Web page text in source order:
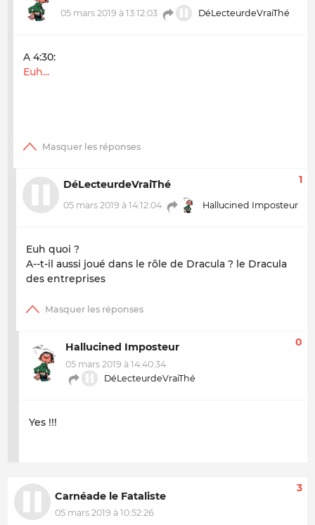
05 mars 2019 à 13:12:03 DéLecteurdeVraiThé
A 4:30:
Euh...
DéLecteurdeVraiThé
05 mars 2019 à 14:12:04 Hallucined Imposteur
1
Euh quoi ?
A--t-il aussi joué dans le rôle de Dracula ? le Dracula
des entreprises
Hallucined Imposteur
05 mars 2019 à 14:40:34
DéLecteurdeVraiThé
0
Yes !!!
Carnéade le Fataliste
05 mars 2019 à 10:52:26
3